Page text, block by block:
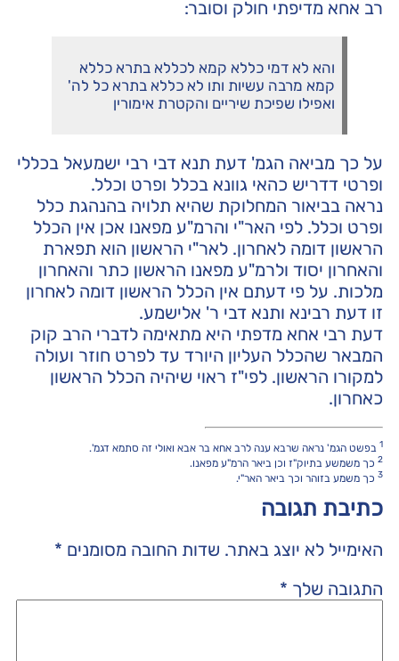
רב אחא מדיפתי חולק וסובר:
והא לא דמי כללא קמא לכללא בתרא כללא
קמא מרבה עשיות ותו לא כללא בתרא כל לה'
ואפילו שפיכת שיריים והקטרת אימורין
על כך מביאה הגמ' דעת תנא דבי רבי ישמעאל בכללי
ופרטי דדריש כהאי גוונא בכלל ופרט וכלל.
נראה בביאור המחלוקת שהיא תלויה בהנהגת כלל
ופרט וכלל. לפי האר"י והרמ"ע מפאנו אכן אין הכלל
הראשון דומה לאחרון. לאר"י הראשון הוא תפארת
והאחרון יסוד ולרמ"ע מפאנו הראשון כתר והאחרון
מלכות. על פי דעתם אין הכלל הראשון דומה לאחרון
זו דעת רבינא ותנא דבי ר' אלישמע.
דעת רבי אחא מדפתי היא מתאימה לדברי הרב קוק
המבאר שהכלל העליון היורד עד לפרט חוזר ועולה
למקורו הראשון. לפי"ז ראוי שיהיה הכלל הראשון
כאחרון.
1 בפשט הגמ' נראה שרבא ענה לרב אחא בר אבא ואולי זה סתמא דגמ'.
2כך משמשע בתיוק"ז וכן ביאר הרמ"ע מפאנו.
3כך משמע בזוהר וכך ביאר האר"י.
כתיבת תגובה
האימייל לא יוצג באתר. שדות החובה מסומנים *
התגובה שלך *